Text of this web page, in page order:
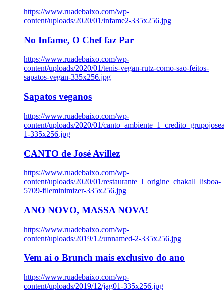
https://www.ruadebaixo.com/wp-
content/uploads/2020/01/infame2-335x256.jpg
No Infame, O Chef faz Par
https://www.ruadebaixo.com/wp-
content/uploads/2020/01/tenis-vegan-rutz-como-sao-feitos-
sapatos-vegan-335x256.jpg
Sapatos veganos
https://www.ruadebaixo.com/wp-
content/uploads/2020/01/
1-335x256.jpg
CANTO de José Avillez
https://www.ruadebaixo.com/wp-
content/uploads/2020/01/restaurante_l_origine_chakall_lisboa-
5709-fileminimizer-335x256.jpg
ANO NOVO, MASSA NOVA!
https://www.ruadebaixo.com/wp-
content/uploads/2019/12/unnamed-2-335x256.jpg
Vem ai o Brunch mais exclusivo do ano
https://www.ruadebaixo.com/wp-
content/uploads/2019/12/jag01-335x256.jpg